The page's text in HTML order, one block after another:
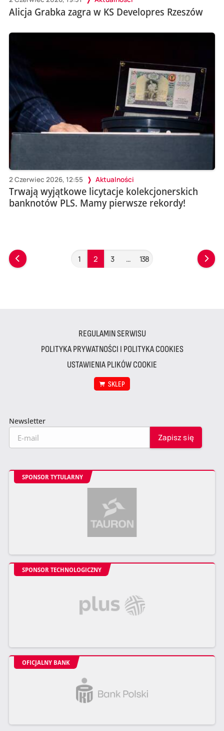
Alicja Grabka zagra w KS Developres Rzeszów
2 Czerwiec 2026, 12:55 Aktualności
Trwają wyjątkowe licytacje kolekcjonerskich
banknotów PLS. Mamy pierwsze rekordy!
1 2 3 … 138
REGULAMIN SERWISU
POLITYKA PRYWATNOŚCI I POLITYKA COOKIES
USTAWIENIA PLIKÓW COOKIE
SKLEP
Newsletter
SPONSOR TYTULARNY
SPONSOR TECHNOLOGICZNY
OFICJALNY BANK